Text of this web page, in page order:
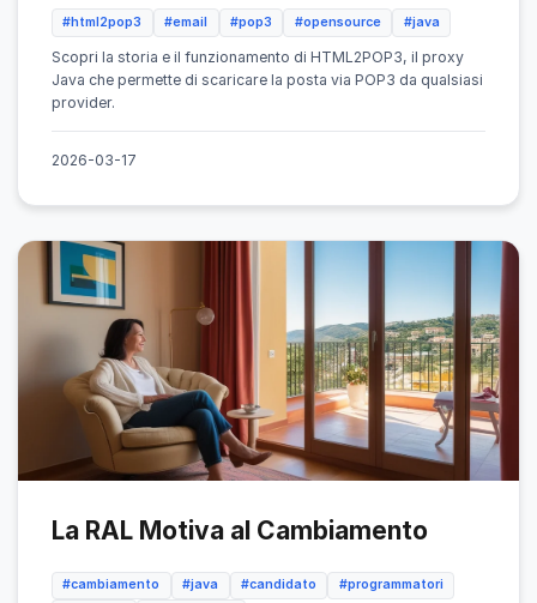
#html2pop3 #email #pop3 #opensource #java
Scopri la storia e il funzionamento di HTML2POP3, il proxy
Java che permette di scaricare la posta via POP3 da qualsiasi
provider.
2026-03-17
La RAL Motiva al Cambiamento
#cambiamento #java #candidato
#programmatori